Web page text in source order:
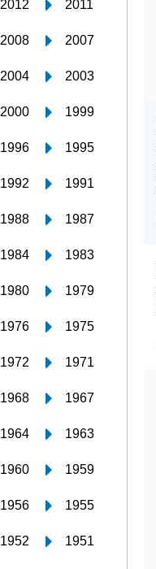
2012 2011
2008 2007
2004 2003
2000 1999
1996 1995
1992 1991
1988 1987
1984 1983
1980 1979
1976 1975
1972 1971
1968 1967
1964 1963
1960 1959
1956 1955
1952 1951